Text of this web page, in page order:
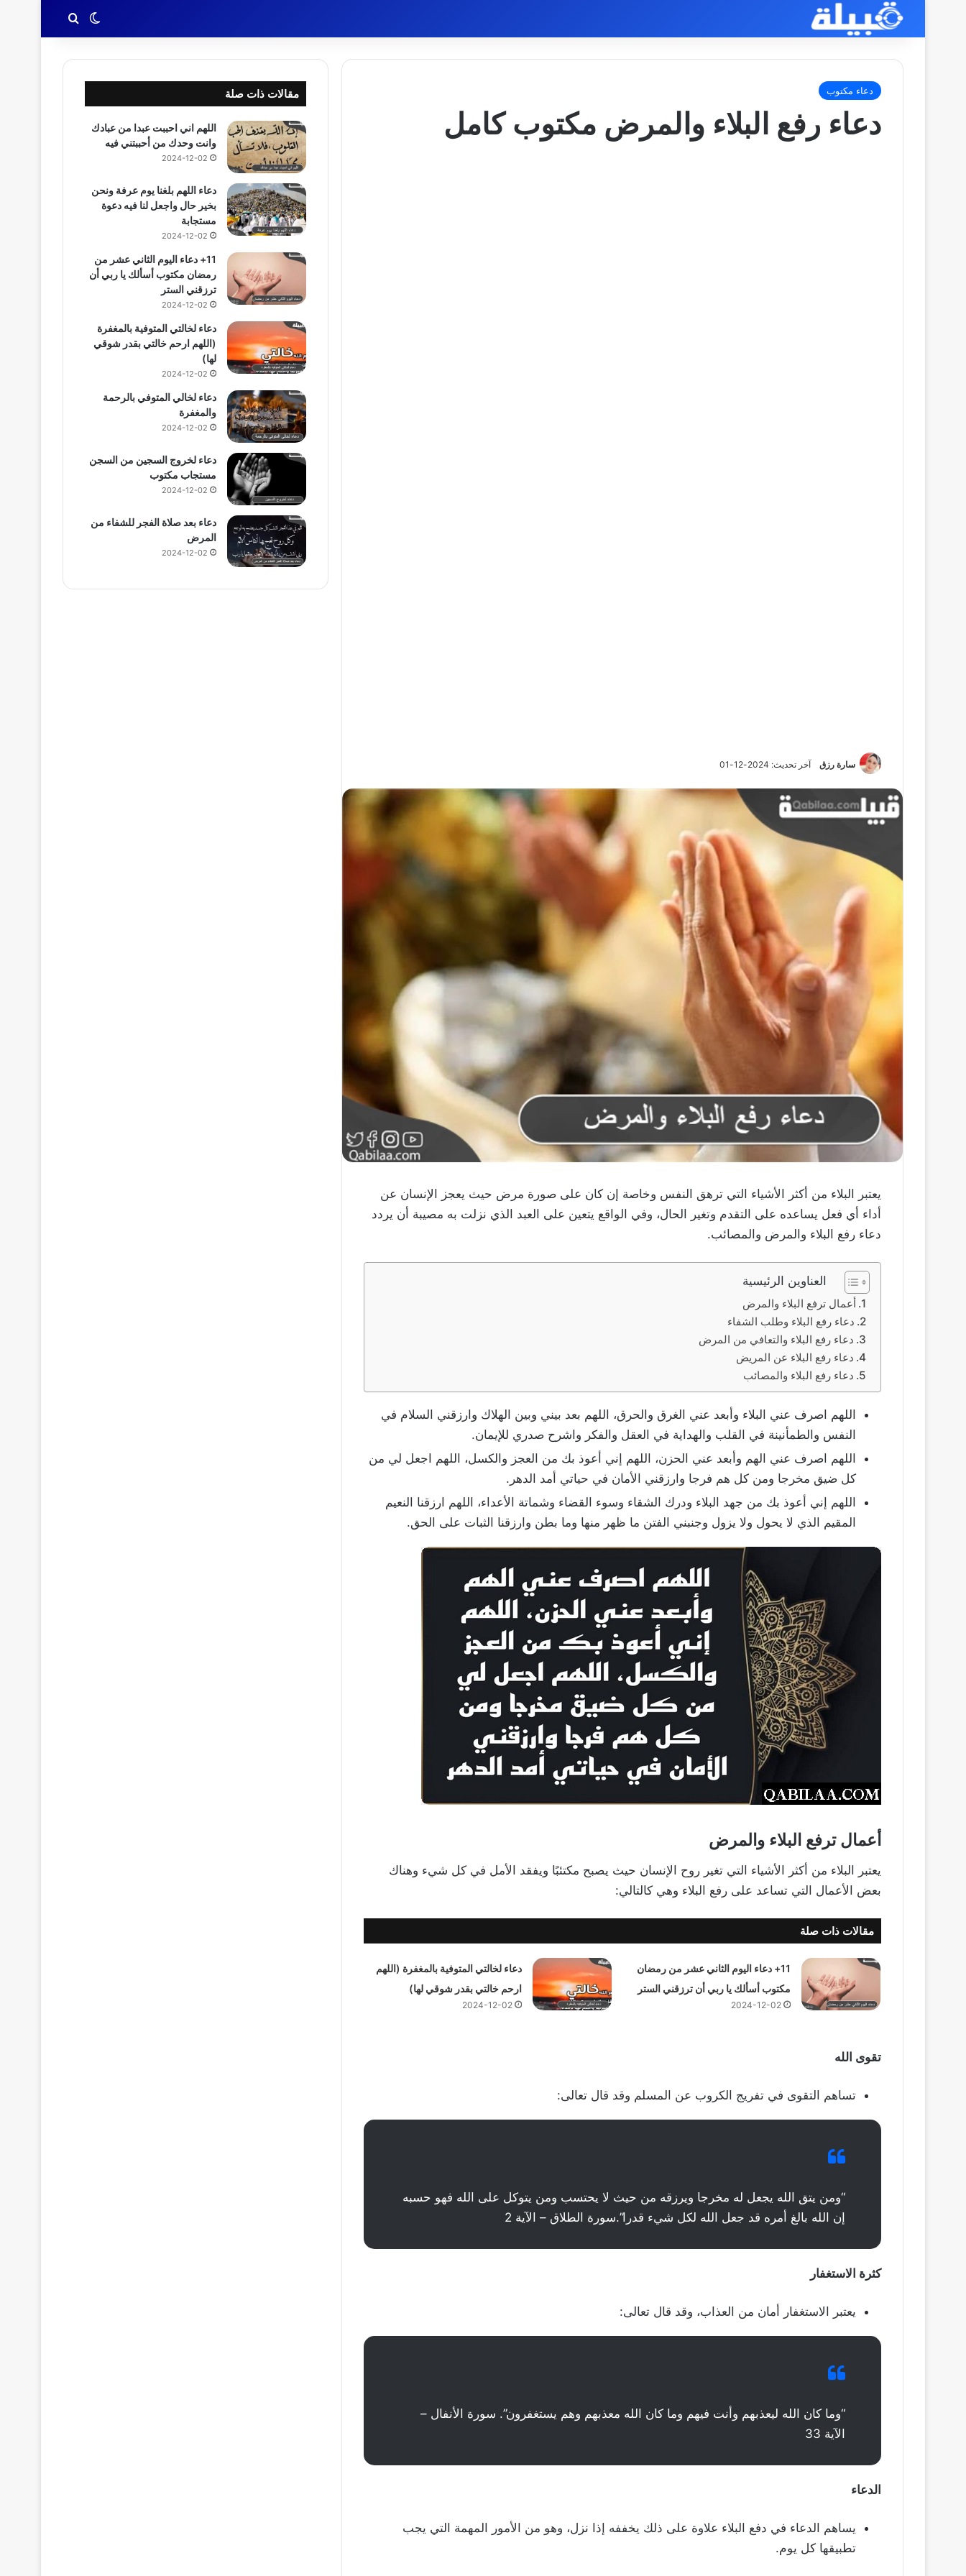
الوضع المظلم
بحث عن
دعاء مكتوب
دعاء رفع البلاء والمرض مكتوب كامل
سارة رزق آخر تحديث: 2024-12-01
يعتبر البلاء من أكثر الأشياء التي ترهق النفس وخاصة إن كان على صورة مرض حيث يعجز الإنسان عن
أداء أي فعل يساعده على التقدم وتغير الحال، وفي الواقع يتعين على العبد الذي نزلت به مصيبة أن يردد
دعاء رفع البلاء والمرض والمصائب.
العناوين الرئيسية
أعمال ترفع البلاء والمرض
دعاء رفع البلاء وطلب الشفاء
دعاء رفع البلاء والتعافي من المرض
دعاء رفع البلاء عن المريض
دعاء رفع البلاء والمصائب
اللهم اصرف عني البلاء وأبعد عني الغرق والحرق، اللهم بعد بيني وبين الهلاك وارزقني السلام في
النفس والطمأنينة في القلب والهداية في العقل والفكر واشرح صدري للإيمان.
اللهم اصرف عني الهم وأبعد عني الحزن، اللهم إني أعوذ بك من العجز والكسل، اللهم اجعل لي من
كل ضيق مخرجا ومن كل هم فرجا وارزقني الأمان في حياتي أمد الدهر.
اللهم إني أعوذ بك من جهد البلاء ودرك الشقاء وسوء القضاء وشماتة الأعداء، اللهم ارزقنا النعيم
المقيم الذي لا يحول ولا يزول وجنبني الفتن ما ظهر منها وما بطن وارزقنا الثبات على الحق.
أعمال ترفع البلاء والمرض
يعتبر البلاء من أكثر الأشياء التي تغير روح الإنسان حيث يصبح مكتئبًا ويفقد الأمل في كل شيء وهناك
بعض الأعمال التي تساعد على رفع البلاء وهي كالتالي:
مقالات ذات صلة
11+ دعاء اليوم الثاني عشر من رمضان
مكتوب أسألك يا ربي أن ترزقني الستر
2024-12-02
دعاء لخالتي المتوفية بالمغفرة (اللهم
ارحم خالتي بقدر شوقي لها)
2024-12-02
تقوى الله
تساهم التقوى في تفريج الكروب عن المسلم وقد قال تعالى:
“ومن يتق الله يجعل له مخرجا ويرزقه من حيث لا يحتسب ومن يتوكل على الله فهو حسبه
إن الله بالغ أمره قد جعل الله لكل شيء قدرا”.سورة الطلاق – الآية 2
كثرة الاستغفار
يعتبر الاستغفار أمان من العذاب، وقد قال تعالى:
“وما كان الله ليعذبهم وأنت فيهم وما كان الله معذبهم وهم يستغفرون”. سورة الأنفال –
الآية 33
الدعاء
يساهم الدعاء في دفع البلاء علاوة على ذلك يخففه إذا نزل، وهو من الأمور المهمة التي يجب
تطبيقها كل يوم.
مقالات ذات صلة
اللهم اني احببت عبدا من عبادك
وانت وحدك من أحببتني فيه
2024-12-02
دعاء اللهم بلغنا يوم عرفة ونحن
بخير حال واجعل لنا فيه دعوة
مستجابة
2024-12-02
11+ دعاء اليوم الثاني عشر من
رمضان مكتوب أسألك يا ربي أن
ترزقني الستر
2024-12-02
دعاء لخالتي المتوفية بالمغفرة
(اللهم ارحم خالتي بقدر شوقي
لها)
2024-12-02
دعاء لخالي المتوفي بالرحمة
والمغفرة
2024-12-02
دعاء لخروج السجين من السجن
مستجاب مكتوب
2024-12-02
دعاء بعد صلاة الفجر للشفاء من
المرض
2024-12-02